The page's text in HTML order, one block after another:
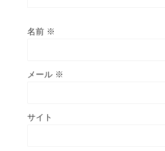
名前 ※
メール ※
サイト